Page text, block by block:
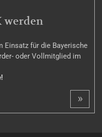
werden
Einsatz für die Bayerische
oder Vollmitglied im
»